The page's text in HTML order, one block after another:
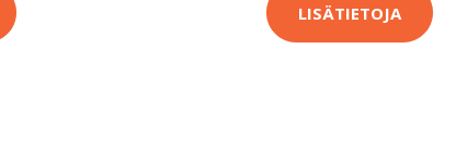
LISÄTIETOJA